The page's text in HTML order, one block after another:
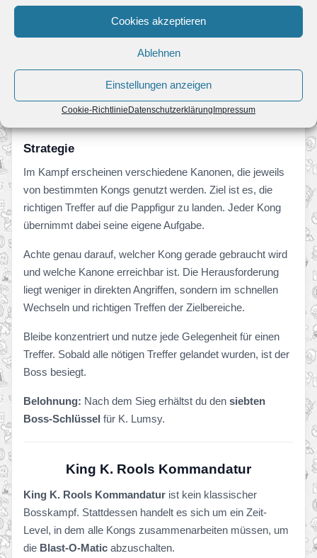
Cookies akzeptieren
Ablehnen
Einstellungen anzeigen
Cookie-RichtlinieDatenschutzerklärungImpressum
Kamikaze Kastell: Papp-A-Trapp
nur ein einzelner Kong zum Einsatz. Stattdessen müssen
die Kongs gemeinsam mit Kanonen auf das K.-Rool-
Puzzle beziehungsweise die Pappfigur schießen.
Strategie
Im Kampf erscheinen verschiedene Kanonen, die jeweils
von bestimmten Kongs genutzt werden. Ziel ist es, die
richtigen Treffer auf die Pappfigur zu landen. Jeder Kong
übernimmt dabei seine eigene Aufgabe.
Achte genau darauf, welcher Kong gerade gebraucht wird
und welche Kanone erreichbar ist. Die Herausforderung
liegt weniger in direkten Angriffen, sondern im schnellen
Wechseln und richtigen Treffen der Zielbereiche.
Bleibe konzentriert und nutze jede Gelegenheit für einen
Treffer. Sobald alle nötigen Treffer gelandet wurden, ist der
Boss besiegt.
Belohnung: Nach dem Sieg erhältst du den siebten
Boss-Schlüssel für K. Lumsy.
King K. Rools Kommandatur
King K. Rools Kommandatur ist kein klassischer
Bosskampf. Stattdessen handelt es sich um ein Zeit-
Level, in dem alle Kongs zusammenarbeiten müssen, um
die Blast-O-Matic abzuschalten.